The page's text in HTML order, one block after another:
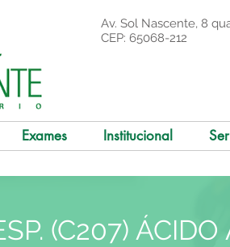
Av. Sol Nascente, 8
CEP: 65068-212
Exames Institucional
(C207)